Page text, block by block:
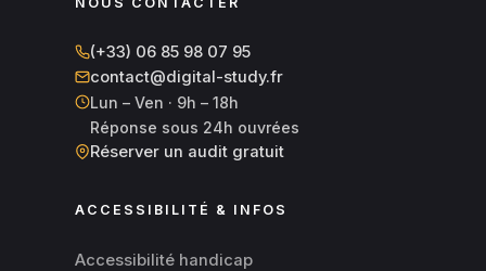
(+33) 06 85 98 07 95
contact@digital-study.fr
Lun – Ven · 9h – 18h
Réponse sous 24h ouvrées
Réserver un audit gratuit
ACCESSIBILITÉ & INFOS
Accessibilité handicap